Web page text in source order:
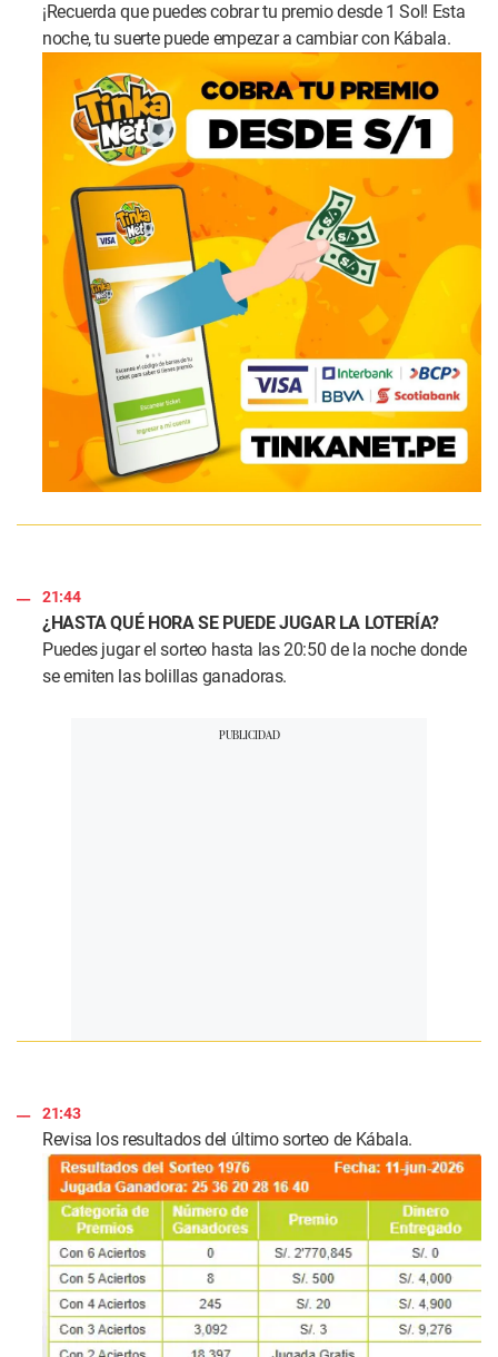
¡Recuerda que puedes cobrar tu premio desde 1 Sol! Esta
noche, tu suerte puede empezar a cambiar con Kábala.
21:44
¿HASTA QUÉ HORA SE PUEDE JUGAR LA LOTERÍA?
Puedes jugar el sorteo hasta las 20:50 de la noche donde
se emiten las bolillas ganadoras.
21:43
Revisa los resultados del último sorteo de Kábala.